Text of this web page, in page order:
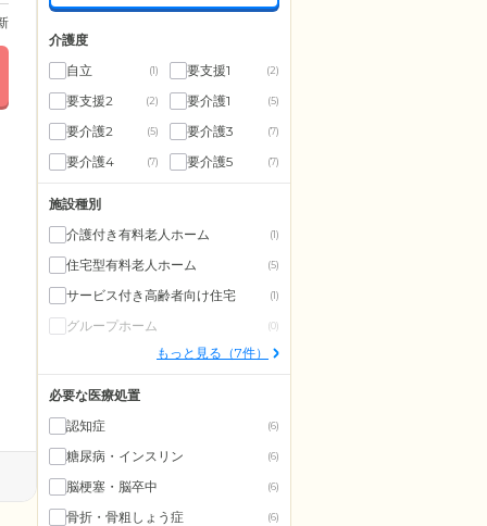
介護度
自立
(1) 要支援1 (2)
要支援2 (2) 要介護1 (5)
要介護2 (5) 要介護3 (7)
要介護4 (7) 要介護5 (7)
施設種別
介護付き有料老人ホーム
(1)
住宅型有料老人ホーム (5)
サービス付き高齢者向け住宅 (1)
グループホーム (0)
もっと見る（7件）
必要な医療処置
認知症
(6)
糖尿病・インスリン (6)
脳梗塞・脳卒中 (6)
骨折・骨粗しょう症 (6)